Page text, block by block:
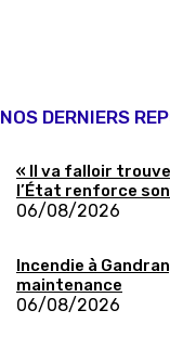
NOS DERNIERS
« Il va falloir
l’État renforce
06/08/2026
Incendie à
maintenance
06/08/2026